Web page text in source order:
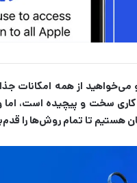
می‌خواهید از همه امکانات
سخت و پیچیده است، اما